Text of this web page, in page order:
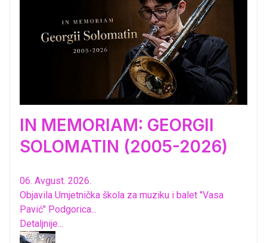
IN MEMORIAM: GEORGII
SOLOMATIN (2005-2026)
06. Avgust. 2026.
Objavila Umjetnička škola za muziku i balet "Vasa
Pavić" Podgorica...
Detaljnije...